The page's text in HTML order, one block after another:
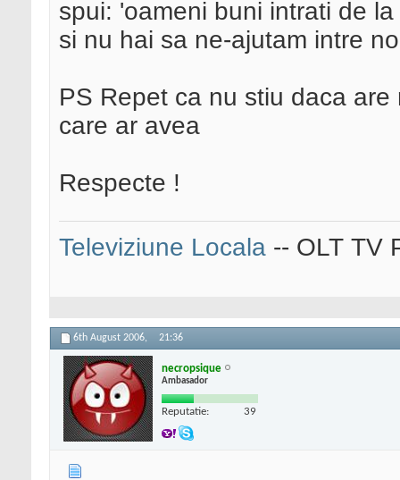
spui: 'oameni buni intrati de
si nu hai sa ne-ajutam intre
PS Repet ca nu stiu daca
care ar avea
Respecte !
Televiziune Locala -- OLT TV
6th August 2006, 21:36
necropsique
Ambasador
Reputatie: 39